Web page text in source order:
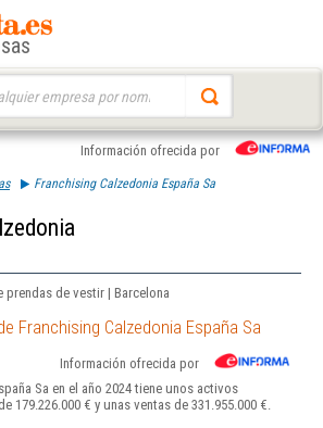
Información ofrecida por
Franchising Calzedonia España Sa
de vestir | Barcelona
Franchising Calzedonia España Sa
Información ofrecida por
Sa en el año 2024 tiene unos activos
179.226.000 € y unas ventas de 331.955.000 €.